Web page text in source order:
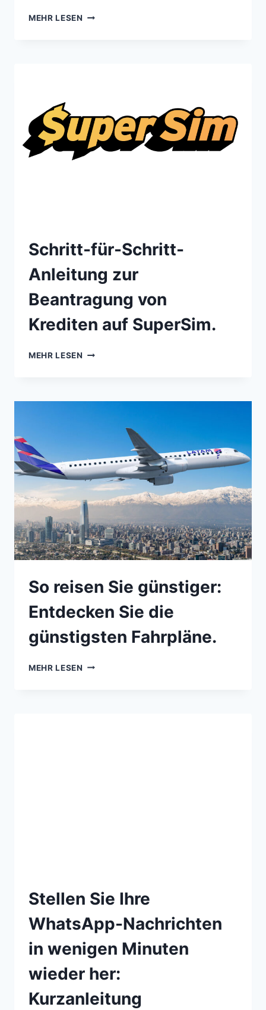
MEHR LESEN
Schritt-für-Schritt-
Anleitung zur
Beantragung von
Krediten auf SuperSim.
MEHR LESEN
So reisen Sie günstiger:
Entdecken Sie die
günstigsten Fahrpläne.
MEHR LESEN
Stellen Sie Ihre
WhatsApp-Nachrichten
in wenigen Minuten
wieder her:
Kurzanleitung